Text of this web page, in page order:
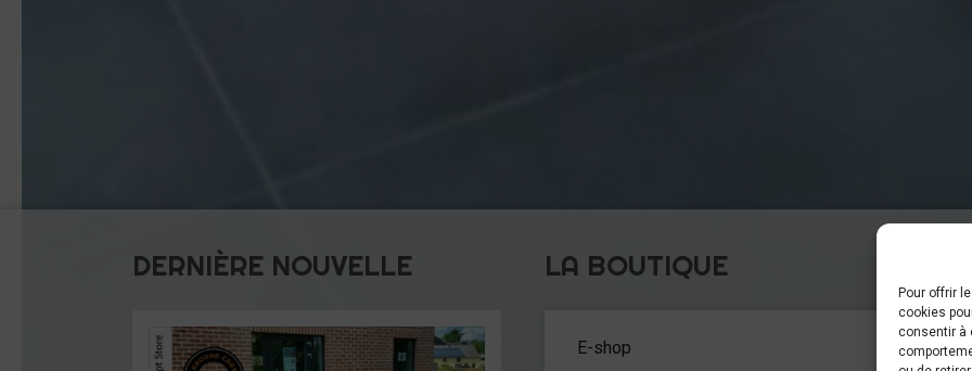
Pour offrir
cookies
consentir à
DERNIÈRE NOUVELLE LA BOUTIQUE
E-shop